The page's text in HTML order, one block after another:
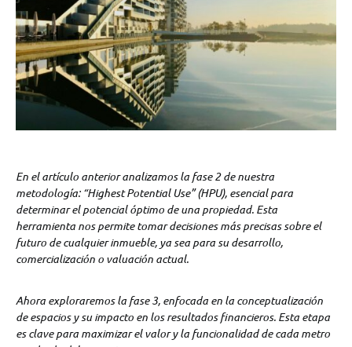
En el artículo anterior analizamos la fase 2 de nuestra
metodología: “Highest Potential Use” (HPU), esencial para
determinar el potencial óptimo de una propiedad. Esta
herramienta nos permite tomar decisiones más precisas sobre el
futuro de cualquier inmueble, ya sea para su desarrollo,
comercialización o valuación actual.
Ahora exploraremos la fase 3, enfocada en la conceptualización
de espacios y su impacto en los resultados financieros. Esta etapa
es clave para maximizar el valor y la funcionalidad de cada metro